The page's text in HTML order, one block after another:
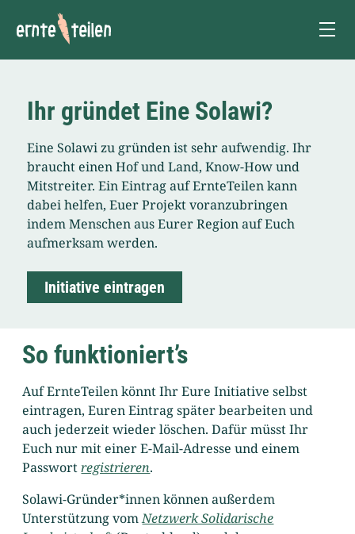
Ihr gründet Eine Solawi?
Eine Solawi zu gründen ist sehr aufwendig. Ihr
braucht einen Hof und Land, Know-How und
Mitstreiter. Ein Eintrag auf ErnteTeilen kann
dabei helfen, Euer Projekt voranzubringen
indem Menschen aus Eurer Region auf Euch
aufmerksam werden.
Initiative eintragen
So funktioniert’s
Auf ErnteTeilen könnt Ihr Eure Initiative selbst
eintragen, Euren Eintrag später bearbeiten und
auch jederzeit wieder löschen. Dafür müsst Ihr
Euch nur mit einer E-Mail-Adresse und einem
Passwortregistrieren.
Solawi-Gründer*innen können außerdem
Unterstützung vomNetzwerk Solidarische